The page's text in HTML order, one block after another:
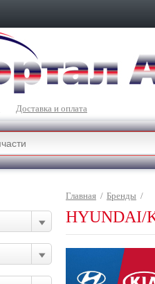
Доставка и оплата
Главная / Бренды /
HYUNDAI/